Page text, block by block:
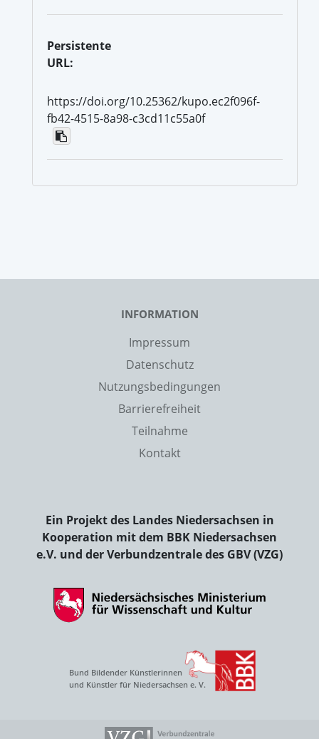
Persistente
URL:
https://doi.org/10.25362/kupo.ec2f096f-
fb42-4515-8a98-c3cd11c55a0f
INFORMATION
Impressum
Datenschutz
Nutzungsbedingungen
Barrierefreiheit
Teilnahme
Kontakt
Ein Projekt des Landes Niedersachsen in
Kooperation mit dem BBK Niedersachsen
e.V. und der Verbundzentrale des GBV (VZG)
Bund Bildender Künstlerinnen
und Künstler für Niedersachsen e. V.